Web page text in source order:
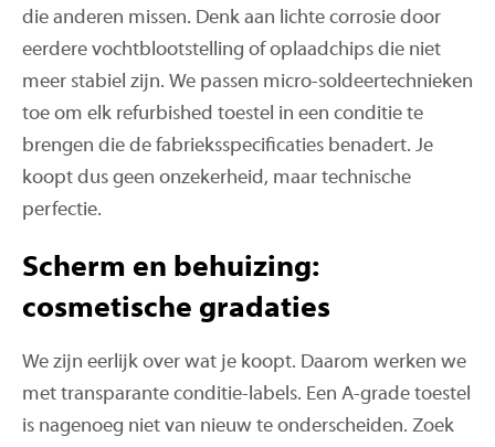
die anderen missen. Denk aan lichte corrosie door
eerdere vochtblootstelling of oplaadchips die niet
meer stabiel zijn. We passen micro-soldeertechnieken
toe om elk refurbished toestel in een conditie te
brengen die de fabrieksspecificaties benadert. Je
koopt dus geen onzekerheid, maar technische
perfectie.
Scherm en behuizing:
cosmetische gradaties
We zijn eerlijk over wat je koopt. Daarom werken we
met transparante conditie-labels. Een A-grade toestel
is nagenoeg niet van nieuw te onderscheiden. Zoek